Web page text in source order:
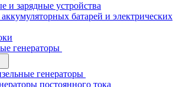
и зарядные устройства
батарей и электрических
генераторы
генераторы
постоянного тока